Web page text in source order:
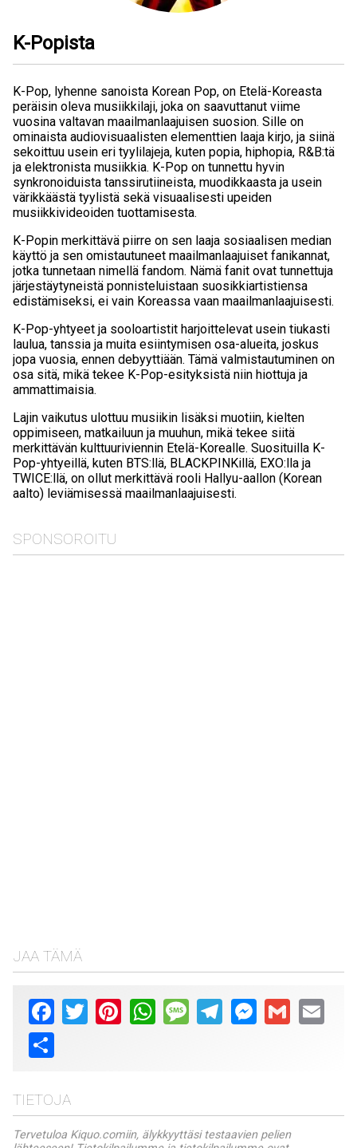
K-Popista
K-Pop, lyhenne sanoista Korean Pop, on Etelä-Koreasta
peräisin oleva musiikkilaji, joka on saavuttanut viime
vuosina valtavan maailmanlaajuisen suosion. Sille on
ominaista audiovisuaalisten elementtien laaja kirjo, ja siinä
sekoittuu usein eri tyylilajeja, kuten popia, hiphopia, R&B:tä
ja elektronista musiikkia. K-Pop on tunnettu hyvin
synkronoiduista tanssirutiineista, muodikkaasta ja usein
värikkäästä tyylistä sekä visuaalisesti upeiden
musiikkivideoiden tuottamisesta.
K-Popin merkittävä piirre on sen laaja sosiaalisen median
käyttö ja sen omistautuneet maailmanlaajuiset fanikannat,
jotka tunnetaan nimellä fandom. Nämä fanit ovat tunnettuja
järjestäytyneistä ponnisteluistaan suosikkiartistiensa
edistämiseksi, ei vain Koreassa vaan maailmanlaajuisesti.
K-Pop-yhtyeet ja sooloartistit harjoittelevat usein tiukasti
laulua, tanssia ja muita esiintymisen osa-alueita, joskus
jopa vuosia, ennen debyyttiään. Tämä valmistautuminen on
osa sitä, mikä tekee K-Pop-esityksistä niin hiottuja ja
ammattimaisia.
Lajin vaikutus ulottuu musiikin lisäksi muotiin, kielten
oppimiseen, matkailuun ja muuhun, mikä tekee siitä
merkittävän kulttuuriviennin Etelä-Korealle. Suosituilla K-
Pop-yhtyeillä, kuten BTS:llä, BLACKPINKillä, EXO:lla ja
TWICE:llä, on ollut merkittävä rooli Hallyu-aallon (Korean
aalto) leviämisessä maailmanlaajuisesti.
SPONSOROITU
JAA TÄMÄ
Facebook
Twitter PinterestWhatsAppMessageTelegramMessenger
Gmail Email
Share
TIETOJA
Tervetuloa Kiquo.comiin, älykkyyttäsi testaavien pelien